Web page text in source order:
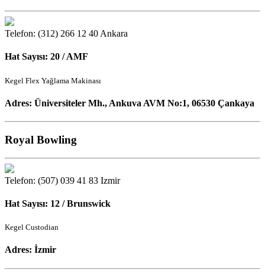
Telefon: (312) 266 12 40 Ankara
Hat Sayısı: 20 / AMF
Kegel Flex Yağlama Makinası
Adres: Üniversiteler Mh., Ankuva AVM No:1, 06530 Çankaya
Royal Bowling
Telefon: (507) 039 41 83 Izmir
Hat Sayısı: 12 / Brunswick
Kegel Custodian
Adres: İzmir